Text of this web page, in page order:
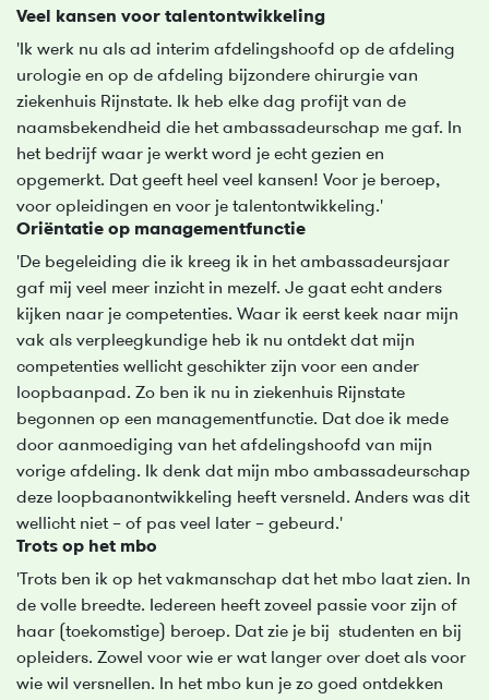
Veel kansen voor talentontwikkeling
'Ik werk nu als ad interim afdelingshoofd op de afdeling
urologie en op de afdeling bijzondere chirurgie van
ziekenhuis Rijnstate. Ik heb elke dag profijt van de
naamsbekendheid die het ambassadeurschap me gaf. In
het bedrijf waar je werkt word je echt gezien en
opgemerkt. Dat geeft heel veel kansen! Voor je beroep,
voor opleidingen en voor je talentontwikkeling.'
Oriëntatie op managementfunctie
'De begeleiding die ik kreeg ik in het ambassadeursjaar
gaf mij veel meer inzicht in mezelf. Je gaat echt anders
kijken naar je competenties. Waar ik eerst keek naar mijn
vak als verpleegkundige heb ik nu ontdekt dat mijn
competenties wellicht geschikter zijn voor een ander
loopbaanpad. Zo ben ik nu in ziekenhuis Rijnstate
begonnen op een managementfunctie. Dat doe ik mede
door aanmoediging van het afdelingshoofd van mijn
vorige afdeling. Ik denk dat mijn mbo ambassadeurschap
deze loopbaanontwikkeling heeft versneld. Anders was dit
wellicht niet – of pas veel later – gebeurd.'
Trots op het mbo
'Trots ben ik op het vakmanschap dat het mbo laat zien. In
de volle breedte. Iedereen heeft zoveel passie voor zijn of
haar (toekomstige) beroep. Dat zie je bij studenten en bij
opleiders. Zowel voor wie er wat langer over doet als voor
wie wil versnellen. In het mbo kun je zo goed ontdekken